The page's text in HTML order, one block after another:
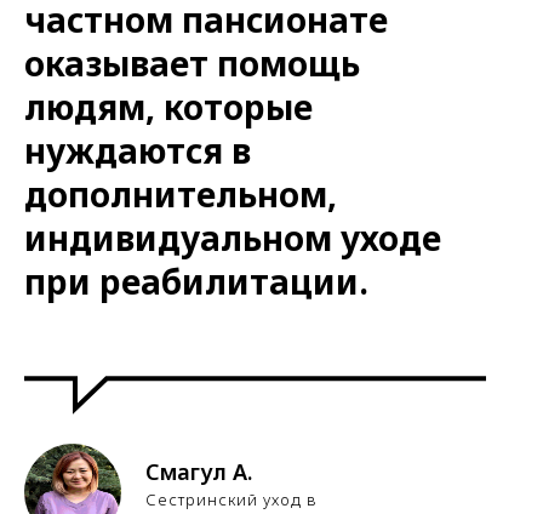
частном пансионате
оказывает помощь
людям, которые
нуждаются в
дополнительном,
индивидуальном уходе
при реабилитации.
Смагул А.
Сестринский уход в